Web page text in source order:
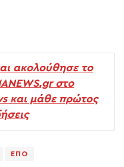
ακολούθησε το
στο
και μάθε πρώτος
ΕΠΟ